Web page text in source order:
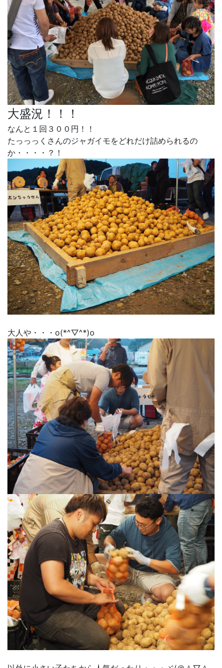
大盛況！！！
なんと１回３００円！！
たっっっくさんのジャガイモをどれだけ詰められるの
か・・・・？！
大人や・・・o(*^▽^*)o